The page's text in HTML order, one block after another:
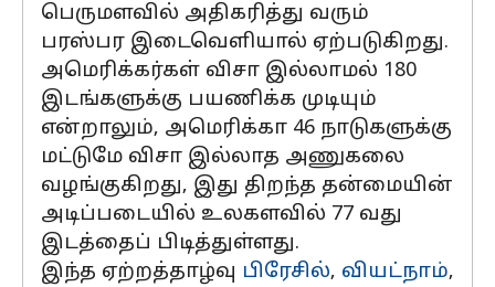
பெருமளவில் அதிகரித்து வரும்
பரஸ்பர இடைவெளியால் ஏற்படுகிறது.
அமெரிக்கர்கள் விசா இல்லாமல் 180
இடங்களுக்கு பயணிக்க முடியும்
என்றாலும், அமெரிக்கா 46 நாடுகளுக்கு
மட்டுமே விசா இல்லாத அணுகலை
வழங்குகிறது, இது திறந்த தன்மையின்
அடிப்படையில் உலகளவில் 77 வது
இடத்தைப் பிடித்துள்ளது.
இந்த ஏற்றத்தாழ்வு பிரேசில், வியட்நாம்,